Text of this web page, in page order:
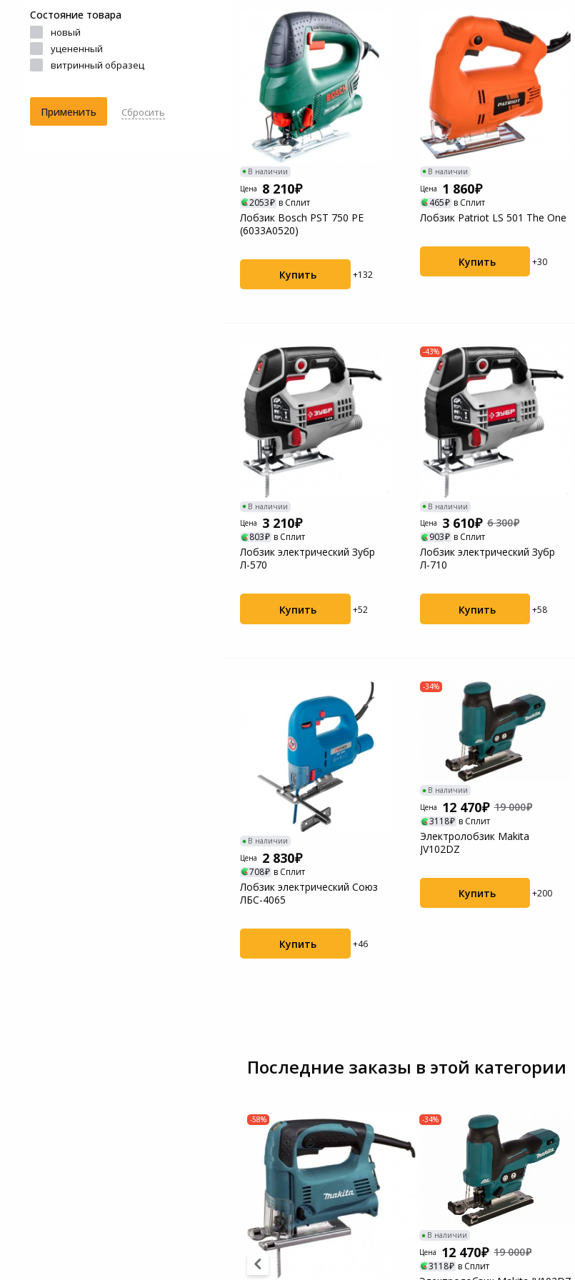
Состояние товара
новый
уцененный
витринный образец
Применить Сбросить
В наличии
Цена
8 210
2053 в Сплит
Лобзик Bosch PST 750 PE
(6033A0520)
Купить +132
В наличии
Цена
1 860
465 в Сплит
Лобзик Patriot LS 501 The One
Купить +30
В наличии
Цена
3 210
803 в Сплит
Лобзик электрический Зубр
Л-570
Купить +52
-43%
В наличии
Цена
3 610 6 300
903 в Сплит
Лобзик электрический Зубр
Л-710
Купить +58
В наличии
Цена
2 830
708 в Сплит
Лобзик электрический Союз
ЛБС-4065
Купить +46
-34%
В наличии
Цена
12 470 19 000
3118 в Сплит
Электролобзик Makita
JV102DZ
Купить +200
Последние заказы в этой категории
-58% -34%
В наличии
Цена
12 470 19 000
3118 в Сплит
Пылесосы садовые
Мотоблоки
Системы
видеонаблюдения
Уцененные товары